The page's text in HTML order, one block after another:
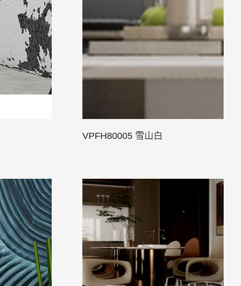
VPFH80005 雪山白